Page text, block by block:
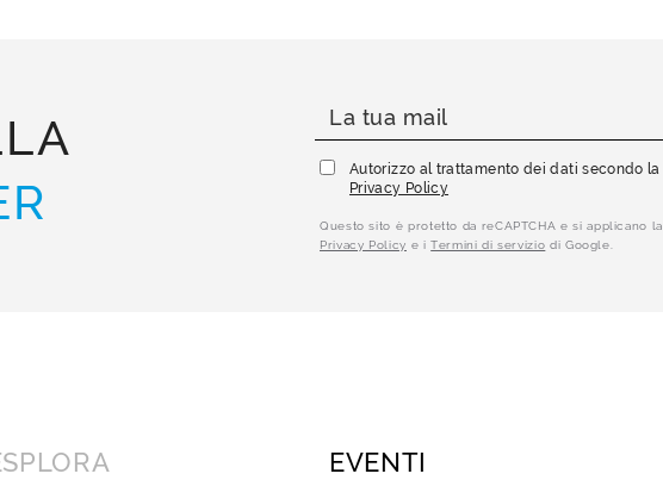
Autorizzo al trattamento dei dati secondo la
Privacy Policy
Questo sito è protetto da reCAPTCHA e si applicano la
Privacy Policy e iTermini di servizio di Google.
EVENTI